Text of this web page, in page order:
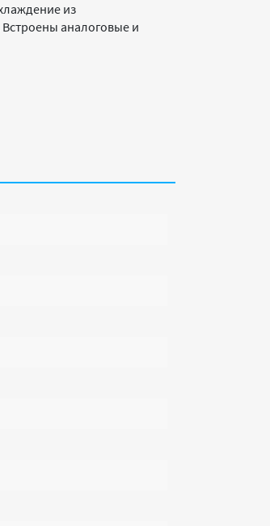
из
Встроены аналоговые и